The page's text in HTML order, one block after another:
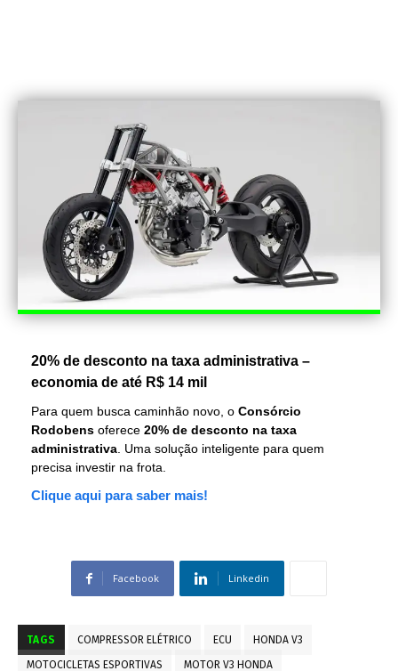
20% de desconto na taxa administrativa –
economia de até R$ 14 mil
Para quem busca caminhão novo, o Consórcio
Rodobens oferece 20% de desconto na taxa
administrativa . Uma solução inteligente para quem
precisa investir na frota.
Clique aqui para saber mais!
Facebook Linkedin
TAGS COMPRESSOR ELÉTRICO ECU
HONDA V3
MOTOCICLETAS ESPORTIVAS
MOTOR V3 HONDA